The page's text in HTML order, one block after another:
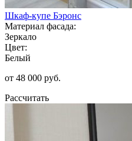
Шкаф-купе Бэронс
Материал фасада:
Зеркало
Цвет:
Белый
от 48 000 руб.
Рассчитать